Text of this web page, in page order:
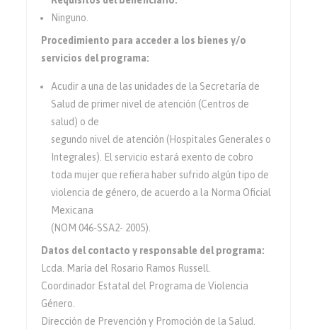
Ninguno.
Procedimiento para acceder a los bienes y/o
servicios del programa:
Acudir a una de las unidades de la Secretaría de
Salud de primer nivel de atención (Centros de
salud) o de
segundo nivel de atención (Hospitales Generales o
Integrales). El servicio estará exento de cobro
toda mujer que refiera haber sufrido algún tipo de
violencia de género, de acuerdo a la Norma Oficial
Mexicana
(NOM 046-SSA2- 2005).
Datos del contacto y responsable del programa:
Lcda. María del Rosario Ramos Russell.
Coordinador Estatal del Programa de Violencia
Género.
Dirección de Prevención y Promoción de la Salud.